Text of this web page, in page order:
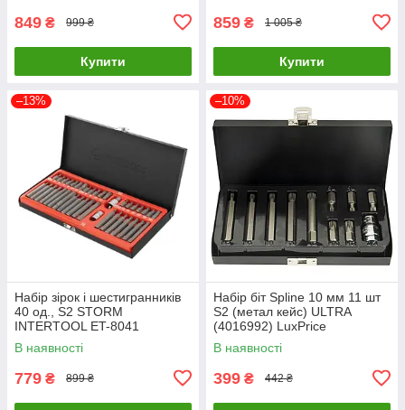
849 ₴ 999 ₴
Купити
859 ₴ 1 005 ₴
Купити
–13%
Набір зірок і шестигранників
40 од., S2 STORM
INTERTOOL ET-8041
LuxPrice
В наявності
779 ₴ 899 ₴
–10%
Набір біт Spline 10 мм 11 шт
S2 (метал кейс) ULTRA
(4016992) LuxPrice
В наявності
399 ₴ 442 ₴